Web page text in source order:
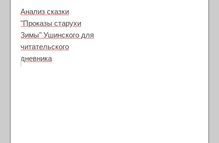
Анализ сказки
"Проказы старухи
Зимы" Ушинского для
читательского
дневника